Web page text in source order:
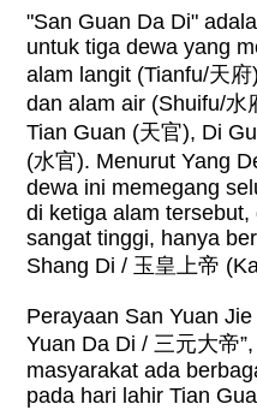
"San Guan Da Di"
untuk tiga dewa yang
alam langit (Tianfu/天府
dan alam air (Shuifu/水
Tian Guan (天官), Di
(水官). Menurut Yang
dewa ini memegang
di ketiga alam
sangat tinggi, hanya
Shang Di / 玉皇上帝
Perayaan San Yuan
Yuan Da Di /三元大帝
masyarakat ada
pada hari lahir Tian